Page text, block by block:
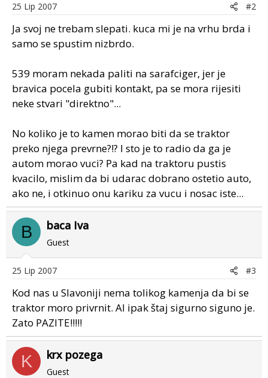
25 Lip 2007 #2
Ja svoj ne trebam slepati. kuca mi je na vrhu brda i
samo se spustim nizbrdo.
539 moram nekada paliti na sarafciger, jer je
bravica pocela gubiti kontakt, pa se mora rijesiti
neke stvari "direktno"...
No koliko je to kamen morao biti da se traktor
preko njega prevrne?!? I sto je to radio da ga je
autom morao vuci? Pa kad na traktoru pustis
kvacilo, mislim da bi udarac dobrano ostetio auto,
ako ne, i otkinuo onu kariku za vucu i nosac iste...
B baca Iva
Guest
25 Lip 2007 #3
Kod nas u Slavoniji nema tolikog kamenja da bi se
traktor moro privrnit. Al ipak štaj sigurno siguno je.
Zato PAZITE!!!!!
K krx pozega
Guest